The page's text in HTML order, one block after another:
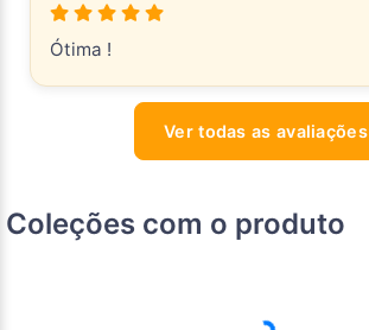
Ótima !
Ver todas as avaliações
Coleções com o produto